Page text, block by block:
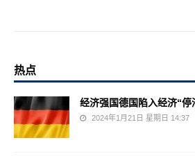
热点
经济强国德国陷入经济“停
2024年1月21日 星期日 14:37